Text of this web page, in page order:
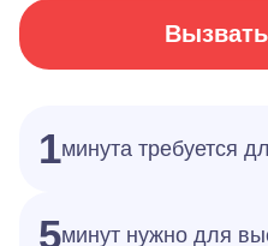
1минута требуется
5минут нужно для